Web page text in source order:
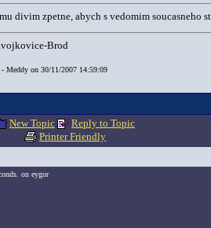
divim zpetne, abych s vedomim
Brod
Meddy on 30/11/2007 14:59:09
New Topic
Reply to Topic
Printer Friendly
on eygor